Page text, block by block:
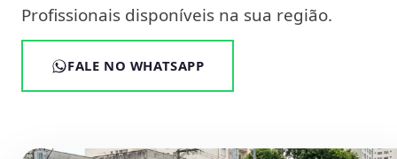
Profissionais disponíveis na sua região.
FALE NO WHATSAPP